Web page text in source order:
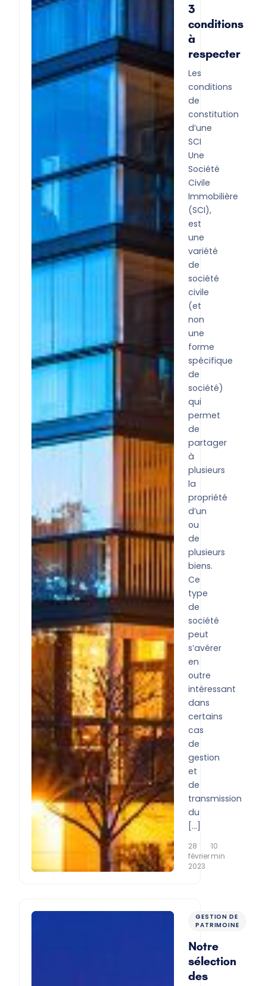
3
conditions
à
respecter
Les
conditions
de
constitution
d’une
SCI
Une
Société
Civile
Immobilière
(SCI),
est
une
variété
de
société
civile
(et
non
une
forme
spécifique
de
société)
qui
permet
de
partager
à
plusieurs
la
propriété
d’un
ou
de
plusieurs
biens.
Ce
type
de
société
peut
s’avérer
en
outre
intéressant
dans
certains
cas
de
gestion
et
de
transmission
du
[…]
28
février
2023
·10
min
GESTION DE
PATRIMOINE
Notre
sélection
des